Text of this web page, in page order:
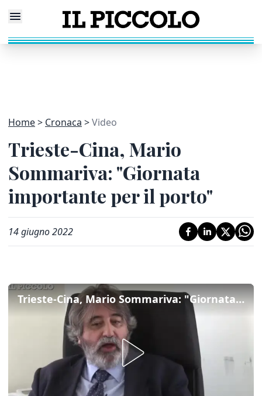
Home Cronaca Video
Trieste-Cina, Mario
Sommariva: "Giornata
importante per il porto"
14 giugno 2022
Trieste-Cina, Mario Sommariva: "Giornata importante per il porto"